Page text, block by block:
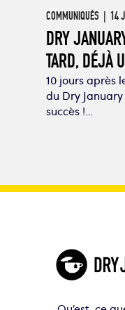
COMMUNIQUÉS | 14
DRY
TARD, DÉJÀ
10 jours après
du Dry
succès !…